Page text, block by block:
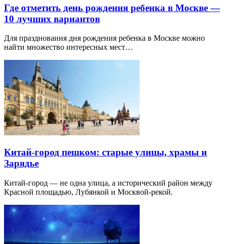
Где отметить день рождения ребенка в Москве —
10 лучших вариантов
Для празднования дня рождения ребенка в Москве можно
найти множество интересных мест…
Китай-город пешком: старые улицы, храмы и
Зарядье
Китай-город — не одна улица, а исторический район между
Красной площадью, Лубянкой и Москвой-рекой.